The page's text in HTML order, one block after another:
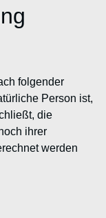
folgender
Person ist,
die
ihrer
werden